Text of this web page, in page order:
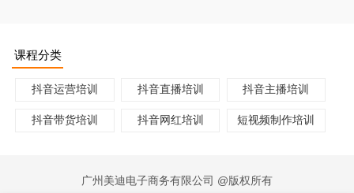
课程分类
抖音运营培训 抖音直播培训 抖音主播培训
抖音带货培训 抖音网红培训 短视频制作培训
广州美迪电子商务有限公司 @版权所有